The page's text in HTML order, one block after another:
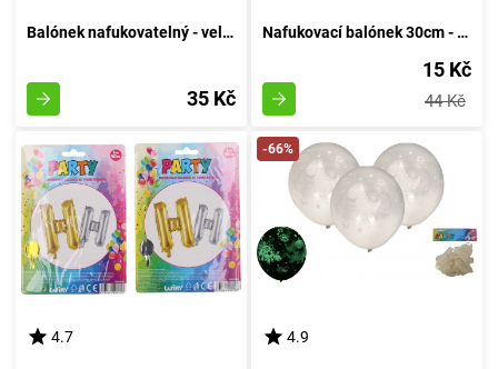
Balónek nafukovatelný - velikost 6, růžový
35 Kč
Nafukovací balónek 30cm - sada 6 kusů, s luminescencí v temnotě
15 Kč
44 Kč
4.7
-66%
4.9